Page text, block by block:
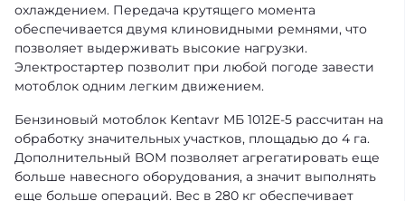
охлаждением. Передача крутящего момента
обеспечивается двумя клиновидными ремнями, что
позволяет выдерживать высокие нагрузки.
Электростартер позволит при любой погоде завести
мотоблок одним легким движением.
Бензиновый мотоблок Kentavr МБ 1012E-5 рассчитан на
обработку значительных участков, площадью до 4 га.
Дополнительный ВОМ позволяет агрегатировать еще
больше навесного оборудования, а значит выполнять
еще больше операций. Вес в 280 кг обеспечивает